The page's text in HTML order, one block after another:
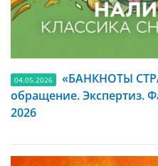
04.05.2026
«БАНКНОТЫ
обращение. Экспертиз.
2026